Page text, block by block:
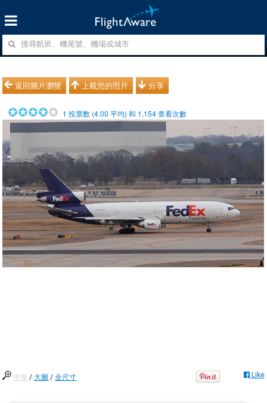
返回圖片瀏覽 上載您的照片 分享
1 投票数 (4.00 平均) 和 1,154查看次數
中等 /大圖 /全尺寸 Like